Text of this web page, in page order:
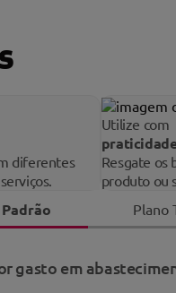
diferentes
Utilize com
Resgate os
produto ou
Plano
gasto em